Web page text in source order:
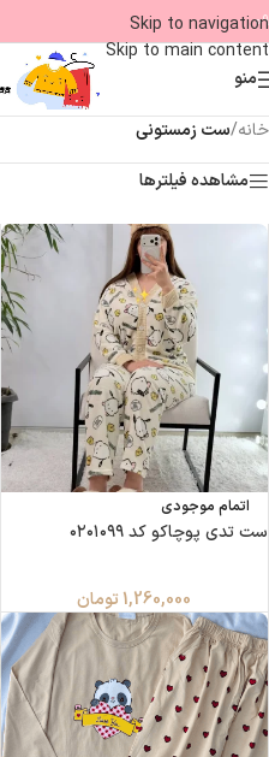
Skip to navigation
Skip to main content
09
منو
خانه/ست زمستونی
مشاهده فیلترها
اتمام موجودی
ست تدی پوچاکو کد ۰۲۰۱۰۹۹
1,260,000 تومان